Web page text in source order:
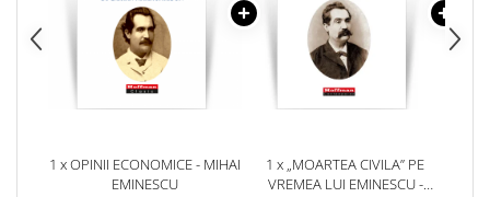
1 x OPINII ECONOMICE - MIHAI
EMINESCU
1 x „MOARTEA CIVILA” PE
VREMEA LUI EMINESCU -